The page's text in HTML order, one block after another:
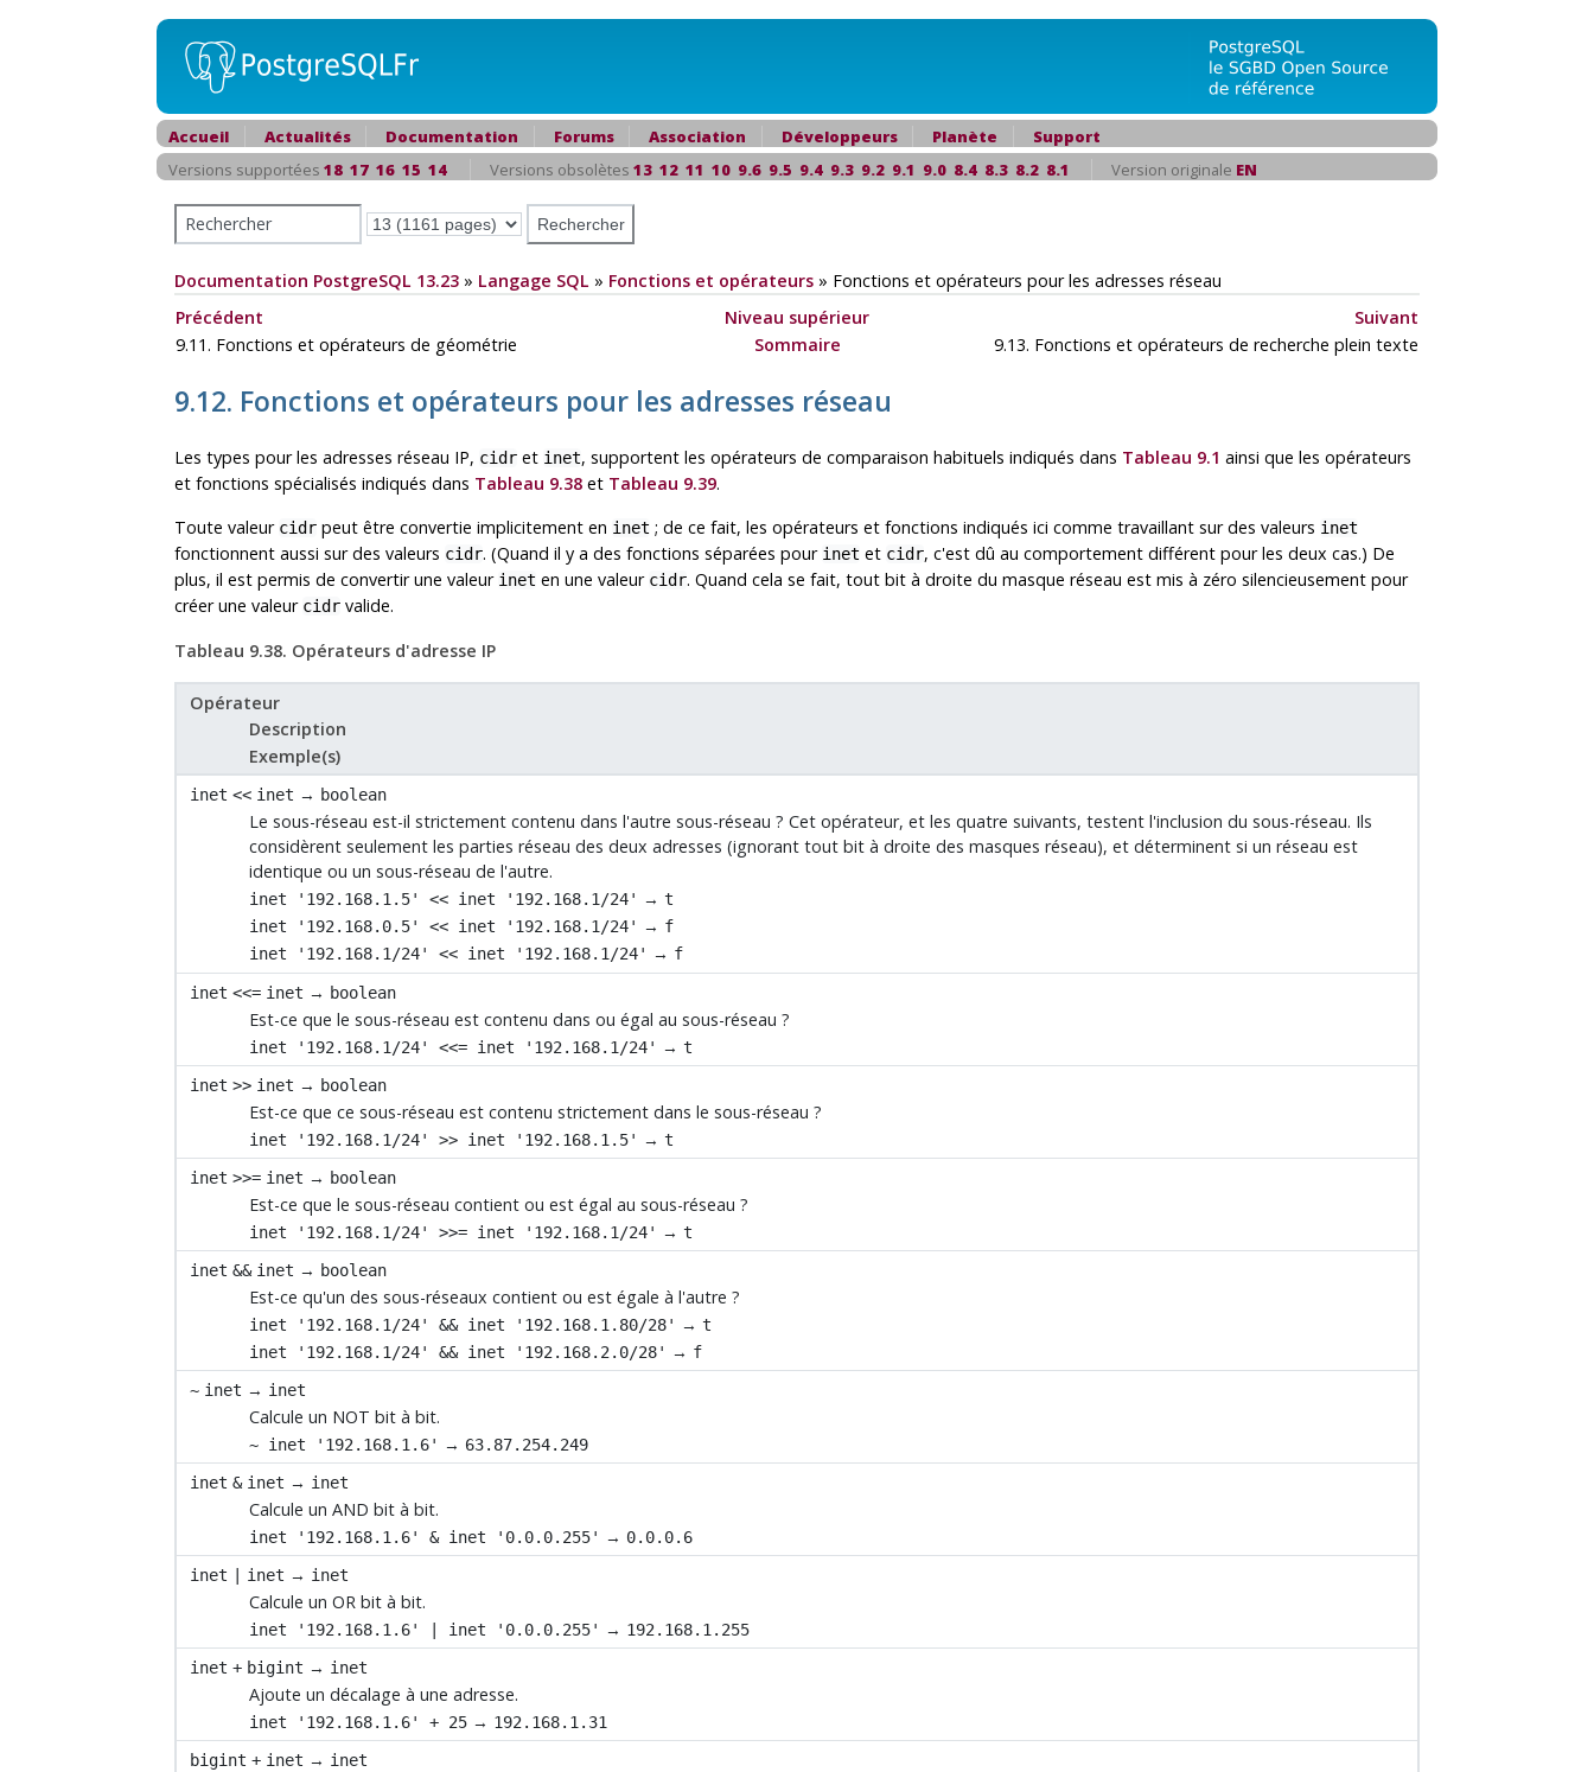
Accueil Actualités Documentation Forums Association Développeurs Planète
Support
Versions supportées 18 17 16 15 14 Versions obsolètes 13 12 11 10 9.6 9.5 9.4 9.3 9.2 9.1 9.0 8.4 8.3 8.2 8.1 Version originale EN
Documentation PostgreSQL 13.23 » Langage SQL » Fonctions et opérateurs » Fonctions et opérateurs pour les adresses réseau
Précédent
Niveau supérieur
Suivant
9.11. Fonctions et opérateurs de géométrie
Sommaire 9.13. Fonctions et opérateurs de recherche plein texte
9.12. Fonctions et opérateurs pour les adresses réseau
Les types pour les adresses réseau IP, cidr et inet, supportent les opérateurs de comparaison habituels indiqués dans Tableau 9.1 ainsi que les opérateurs
et fonctions spécialisés indiqués dans Tableau 9.38 et Tableau 9.39.
Toute valeur cidr peut être convertie implicitement en inet ; de ce fait, les opérateurs et fonctions indiqués ici comme travaillant sur des valeurs inet
fonctionnent aussi sur des valeurs cidr. (Quand il y a des fonctions séparées pour inet et cidr, c'est dû au comportement différent pour les deux cas.) De
plus, il est permis de convertir une valeur inet en une valeur cidr. Quand cela se fait, tout bit à droite du masque réseau est mis à zéro silencieusement pour
créer une valeur cidr valide.
Tableau 9.38. Opérateurs d'adresse IP
Opérateur
Description
Exemple(s)
inet << inet → boolean
Le sous-réseau est-il strictement contenu dans l'autre sous-réseau ? Cet opérateur, et les quatre suivants, testent l'inclusion du sous-réseau. Ils
considèrent seulement les parties réseau des deux adresses (ignorant tout bit à droite des masques réseau), et déterminent si un réseau est
identique ou un sous-réseau de l'autre.
inet '192.168.1.5' << inet '192.168.1/24' →t
inet '192.168.0.5' << inet '192.168.1/24' → f
inet '192.168.1/24' << inet '192.168.1/24' → f
inet <<= inet → boolean
Est-ce que le sous-réseau est contenu dans ou égal au sous-réseau ?
inet '192.168.1/24' <<= inet '192.168.1/24' →t
inet >> inet → boolean
Est-ce que ce sous-réseau est contenu strictement dans le sous-réseau ?
inet '192.168.1/24' >> inet '192.168.1.5' →t
inet >>= inet → boolean
Est-ce que le sous-réseau contient ou est égal au sous-réseau ?
inet '192.168.1/24' >>= inet '192.168.1/24' →t
inet && inet → boolean
Est-ce qu'un des sous-réseaux contient ou est égale à l'autre ?
inet '192.168.1/24' && inet '192.168.1.80/28' →t
inet '192.168.1/24' && inet '192.168.2.0/28' → f
~ inet → inet
Calcule un NOT bit à bit.
~ inet '192.168.1.6' → 63.87.254.249
inet & inet → inet
Calcule un AND bit à bit.
inet '192.168.1.6' & inet '0.0.0.255' → 0.0.0.6
inet inet → inet
Calcule un OR bit à bit.
inet '192.168.1.6' | inet '0.0.0.255' → 192.168.1.255
inet + bigint → inet
Ajoute un décalage à une adresse.
inet '192.168.1.6' + 25 → 192.168.1.31
bigint + inet → inet